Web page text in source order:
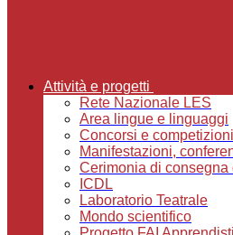
Attività e progetti
Rete Nazionale LES
Area lingue e linguaggi
Concorsi e competizioni
Manifestazioni,
Cerimonia di consegna
ICDL
Laboratorio Teatrale
Mondo scientifico